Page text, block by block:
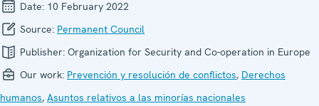
Date: 10 February 2022
Source: Permanent Council
Publisher: Organization for Security and Co-operation in Europe
Our work: Prevención y resolución de conflictos, Derechos
humanos, Asuntos relativos a las minorías nacionales